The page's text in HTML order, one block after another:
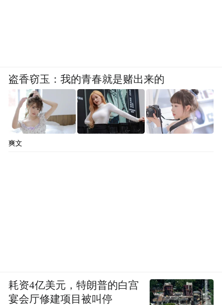
盗香窃玉：我的青春就是赌出来的
爽文
耗资4亿美元，特朗普的白宫
宴会厅修建项目被叫停